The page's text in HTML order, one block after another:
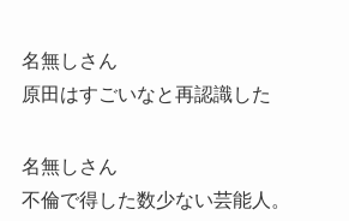
名無しさん
原田はすごいなと再認識した
名無しさん
不倫で得した数少ない芸能人。